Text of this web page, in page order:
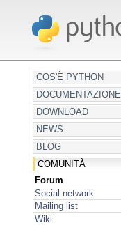
COS'È PYTHON
DOCUMENTAZIONE
DOWNLOAD
NEWS
BLOG
COMUNITÀ
Forum
Social network
Mailing list
Wiki